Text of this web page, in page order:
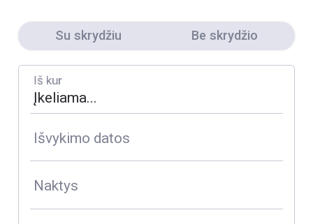
Su skrydžiu Be skrydžio
Iš kur
Išvykimo datos
Naktys